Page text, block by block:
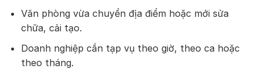
Văn phòng vừa chuyển địa điểm hoặc mới sửa
chữa, cải tạo.
Doanh nghiệp cần tạp vụ theo giờ, theo ca hoặc
theo tháng.